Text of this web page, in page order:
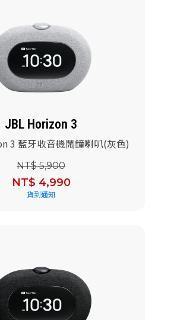
JBL Horizon 3
3 藍牙收音機鬧鐘喇叭(灰色)
NT$ 5,900
NT$ 4,990
貨到通知